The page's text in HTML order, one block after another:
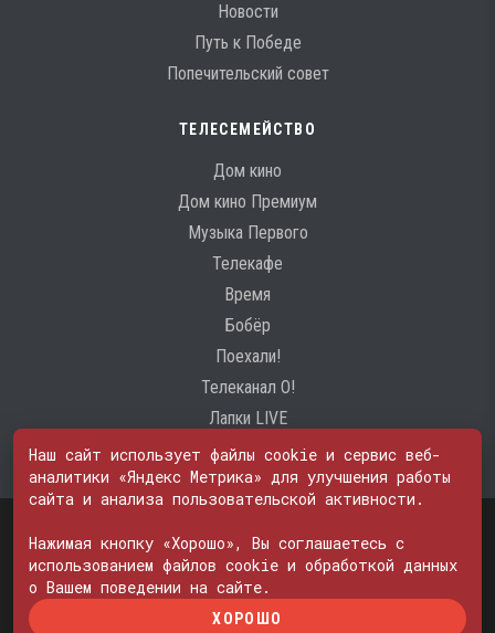
Новости
Путь к Победе
Попечительский совет
ТЕЛЕСЕМЕЙСТВО
Дом кино
Дом кино Премиум
Музыка Первого
Телекафе
Время
Бобёр
Поехали!
Телеканал О!
Лапки LIVE
№ ФС 77 - 74600
© 2000—2026. Редакция телеканала «ПОБЕДА». Все права на любые
материалы, опубликованные на сайте, защищены. Любое
использование материалов возможно только с согласия Редакции
телеканала.
Наш сайт использует файлы cookie и сервис веб-
аналитики «Яндекс Метрика» для улучшения работы
сайта и анализа пользовательской активности.
Нажимая кнопку «Хорошо», Вы соглашаетесь с
использованием файлов cookie и обработкой данных
о Вашем поведении на сайте.
ХОРОШО